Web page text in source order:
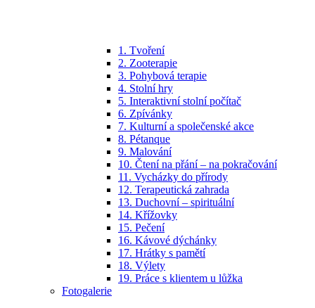
1. Tvoření
2. Zooterapie
3. Pohybová terapie
4. Stolní hry
5. Interaktivní stolní počítač
6. Zpívánky
7. Kulturní a společenské akce
8. Pétanque
9. Malování
10. Čtení na přání – na pokračování
11. Vycházky do přírody
12. Terapeutická zahrada
13. Duchovní – spirituální
14. Křížovky
15. Pečení
16. Kávové dýchánky
17. Hrátky s pamětí
18. Výlety
19. Práce s klientem u lůžka
Fotogalerie